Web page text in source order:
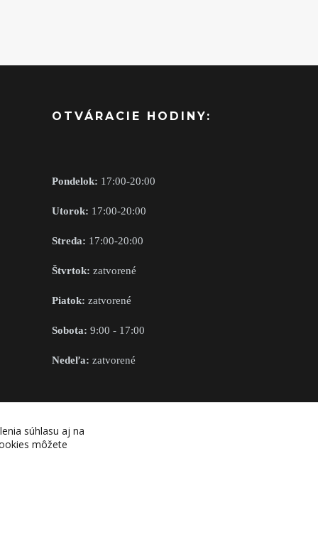
OTVÁRACIE HODINY:
Pondelok: 17:00-20:00
Utorok: 17:00-20:00
Streda: 17:00-20:00
Štvrtok: zatvorené
Piatok: zatvorené
Sobota: 9:00 - 17:00
Nedeľa: zatvorené
súhlasu aj na
môžete